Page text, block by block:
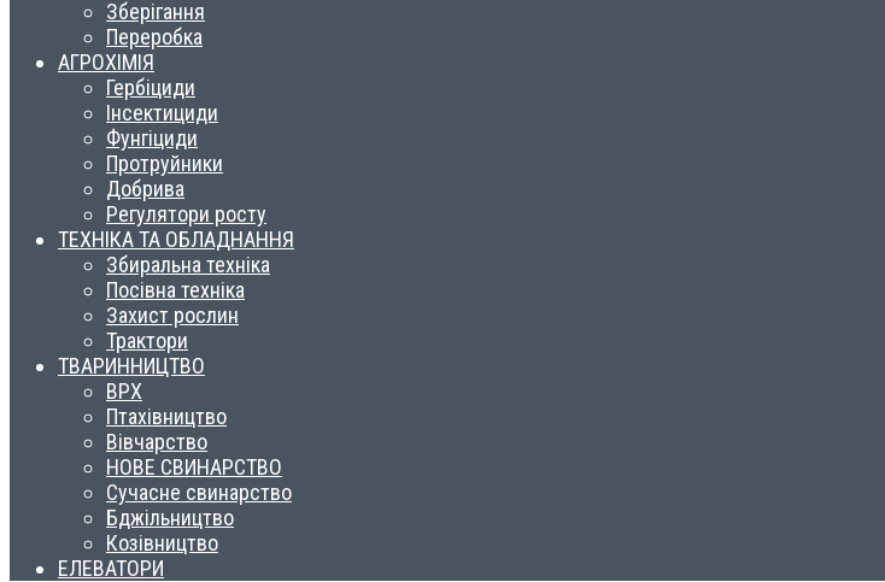
Зберігання
Переробка
АГРОХІМІЯ
Гербіциди
Інсектициди
Фунгіциди
Протруйники
Добрива
Регулятори росту
ТЕХНІКА ТА ОБЛАДНАННЯ
Збиральна техніка
Посівна техніка
Захист рослин
Трактори
ТВАРИННИЦТВО
ВРХ
Птахівництво
Вівчарство
НОВЕ СВИНАРСТВО
Сучасне свинарство
Бджільництво
Козівництво
ЕЛЕВАТОРИ